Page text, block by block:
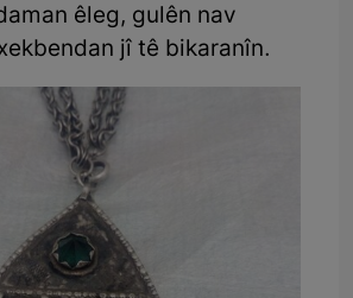
êleg, gulên nav
jî tê bikaranîn.